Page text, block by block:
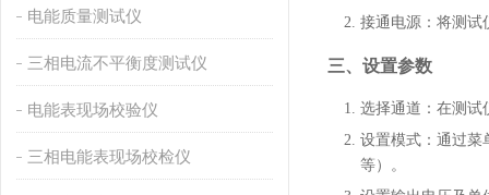
电能质量测试仪
三相电流不平衡度测试仪
电能表现场校验仪
三相电能表现场校检仪
接通电源 ：将测
三、设置参数
选择通道 ：在测
设置模式 ：通过
等）。